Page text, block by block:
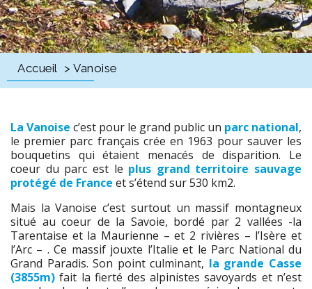
Accueil > Vanoise
La Vanoise c’est pour le grand public un parc national,
le premier parc français crée en 1963 pour sauver les
bouquetins qui étaient menacés de disparition. Le
coeur du parc est le plus grand territoire sauvage
protégé de France et s’étend sur 530 km2.
Mais la Vanoise c’est surtout un massif montagneux
situé au coeur de la Savoie, bordé par 2 vallées -la
Tarentaise et la Maurienne – et 2 rivières – l’Isère et
l’Arc – . Ce massif jouxte l’Italie et le Parc National du
Grand Paradis. Son point culminant, la grande Casse
(3855m) fait la fierté des alpinistes savoyards et n’est